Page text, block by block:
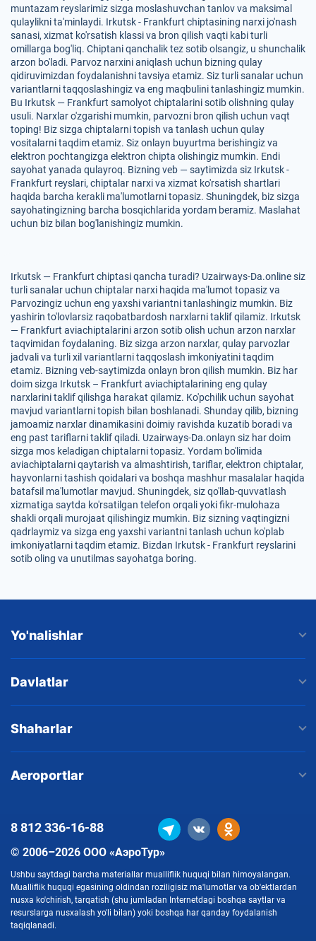
muntazam reyslarimiz sizga moslashuvchan tanlov va maksimal
qulaylikni ta'minlaydi. Irkutsk - Frankfurt chiptasining narxi jo'nash
sanasi, xizmat ko'rsatish klassi va bron qilish vaqti kabi turli
omillarga bog'liq. Chiptani qanchalik tez sotib olsangiz, u shunchalik
arzon bo'ladi. Parvoz narxini aniqlash uchun bizning qulay
qidiruvimizdan foydalanishni tavsiya etamiz. Siz turli sanalar uchun
variantlarni taqqoslashingiz va eng maqbulini tanlashingiz mumkin.
Bu Irkutsk — Frankfurt samolyot chiptalarini sotib olishning qulay
usuli. Narxlar o'zgarishi mumkin, parvozni bron qilish uchun vaqt
toping! Biz sizga chiptalarni topish va tanlash uchun qulay
vositalarni taqdim etamiz. Siz onlayn buyurtma berishingiz va
elektron pochtangizga elektron chipta olishingiz mumkin. Endi
sayohat yanada qulayroq. Bizning veb — saytimizda siz Irkutsk -
Frankfurt reyslari, chiptalar narxi va xizmat ko'rsatish shartlari
haqida barcha kerakli ma'lumotlarni topasiz. Shuningdek, biz sizga
sayohatingizning barcha bosqichlarida yordam beramiz. Maslahat
uchun biz bilan bog'lanishingiz mumkin.
Irkutsk — Frankfurt chiptasi qancha turadi? Uzairways-Da.online siz
turli sanalar uchun chiptalar narxi haqida ma'lumot topasiz va
Parvozingiz uchun eng yaxshi variantni tanlashingiz mumkin. Biz
yashirin to'lovlarsiz raqobatbardosh narxlarni taklif qilamiz. Irkutsk
— Frankfurt aviachiptalarini arzon sotib olish uchun arzon narxlar
taqvimidan foydalaning. Biz sizga arzon narxlar, qulay parvozlar
jadvali va turli xil variantlarni taqqoslash imkoniyatini taqdim
etamiz. Bizning veb-saytimizda onlayn bron qilish mumkin. Biz har
doim sizga Irkutsk – Frankfurt aviachiptalarining eng qulay
narxlarini taklif qilishga harakat qilamiz. Ko'pchilik uchun sayohat
mavjud variantlarni topish bilan boshlanadi. Shunday qilib, bizning
jamoamiz narxlar dinamikasini doimiy ravishda kuzatib boradi va
eng past tariflarni taklif qiladi. Uzairways-Da.onlayn siz har doim
sizga mos keladigan chiptalarni topasiz. Yordam bo'limida
aviachiptalarni qaytarish va almashtirish, tariflar, elektron chiptalar,
hayvonlarni tashish qoidalari va boshqa mashhur masalalar haqida
batafsil ma'lumotlar mavjud. Shuningdek, siz qo'llab-quvvatlash
xizmatiga saytda ko'rsatilgan telefon orqali yoki fikr-mulohaza
shakli orqali murojaat qilishingiz mumkin. Biz sizning vaqtingizni
qadrlaymiz va sizga eng yaxshi variantni tanlash uchun ko'plab
imkoniyatlarni taqdim etamiz. Bizdan Irkutsk - Frankfurt reyslarini
sotib oling va unutilmas sayohatga boring.
Yo'nalishlar
Davlatlar
Shaharlar
Aeroportlar
© 2006–2026 ООО «АэроТур»
Ushbu saytdagi barcha materiallar mualliflik huquqi bilan himoyalangan.
Mualliflik huquqi egasining oldindan roziligisiz ma'lumotlar va ob'ektlardan
nusxa ko'chirish, tarqatish (shu jumladan Internetdagi boshqa saytlar va
resurslarga nusxalash yo'li bilan) yoki boshqa har qanday foydalanish
taqiqlanadi.
8 812336-16-88